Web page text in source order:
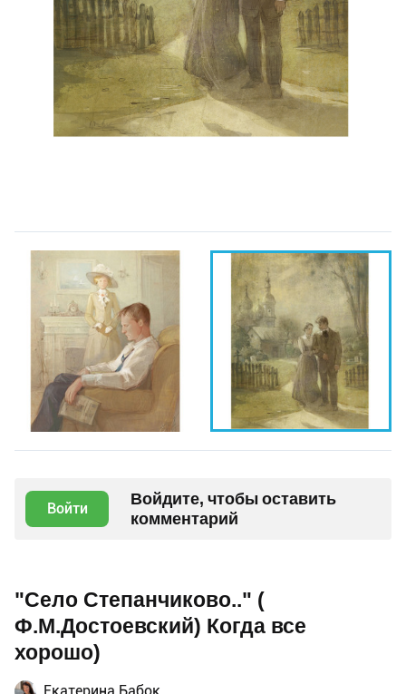
Войти
Войдите, чтобы оставить
комментарий
"Село Степанчиково.." (
Ф.М.Достоевский) Когда все
хорошо)